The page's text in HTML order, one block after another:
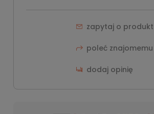
zapytaj o produkt
poleć znajomemu
dodaj opinię